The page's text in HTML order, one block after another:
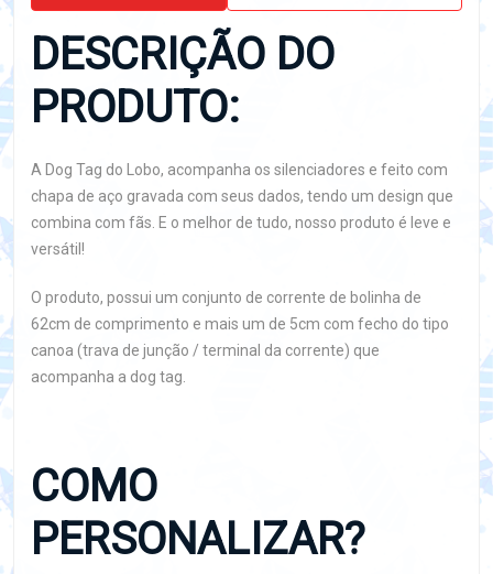
DESCRIÇÃO DO
PRODUTO:
A Dog Tag do Lobo, acompanha os silenciadores e feito com
chapa de aço gravada com seus dados, tendo um design que
combina com fãs. E o melhor de tudo, nosso produto é leve e
versátil!
O produto, possui um conjunto de corrente de bolinha de
62cm de comprimento e mais um de 5cm com fecho do tipo
canoa (trava de junção / terminal da corrente) que
acompanha a dog tag.
COMO
PERSONALIZAR?